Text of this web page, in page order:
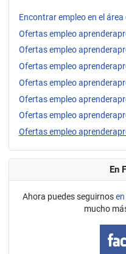
Encontrar empleo en el
Ofertas empleo
Ofertas empleo
Ofertas empleo
Ofertas empleo
Ofertas empleo
Ofertas empleo
Ofertas empleo
En
Ahora puedes seguirnos
mucho